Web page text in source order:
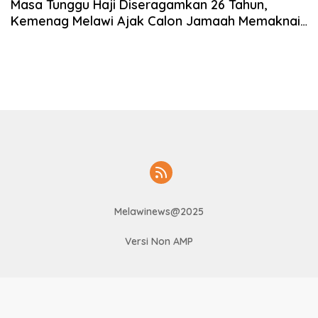
Masa Tunggu Haji Diseragamkan 26 Tahun,
Kemenag Melawi Ajak Calon Jamaah Memaknai
Melawinews@2025
Versi Non AMP